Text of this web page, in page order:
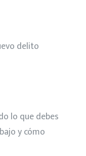
delito
lo que debes
y cómo